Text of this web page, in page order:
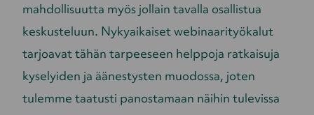
mahdollisuutta myös jollain tavalla osallistua
keskusteluun. Nykyaikaiset webinaarityökalut
tarjoavat tähän tarpeeseen helppoja ratkaisuja
kyselyiden ja äänestysten muodossa, joten
tulemme taatusti panostamaan näihin tulevissa